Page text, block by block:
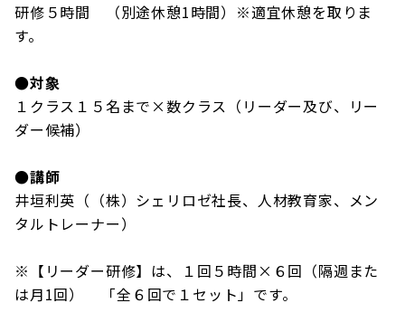
研修５時間 （別途休憩1時間）※適宜休憩を取りま
す。
●対象
１クラス１５名まで×数クラス（リーダー及び、リー
ダー候補）
●講師
井垣利英（（株）シェリロゼ社長、人材教育家、メン
タルトレーナー）
※【リーダー研修】は、１回５時間×６回（隔週また
は月1回） 「全６回で１セット」です。